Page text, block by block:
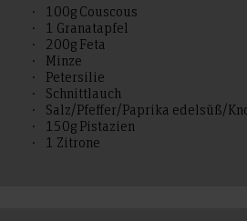
100g Couscous
1 Granatapfel
200g Feta
Minze
Petersilie
Schnittlauch
Salz/Pfeffer/Paprika edelsüß/
150g Pistazien
1 Zitrone